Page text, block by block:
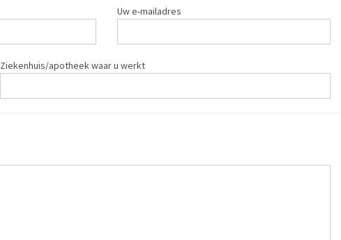
Uw e-mailadres
Ziekenhuis/apotheek waar u werkt